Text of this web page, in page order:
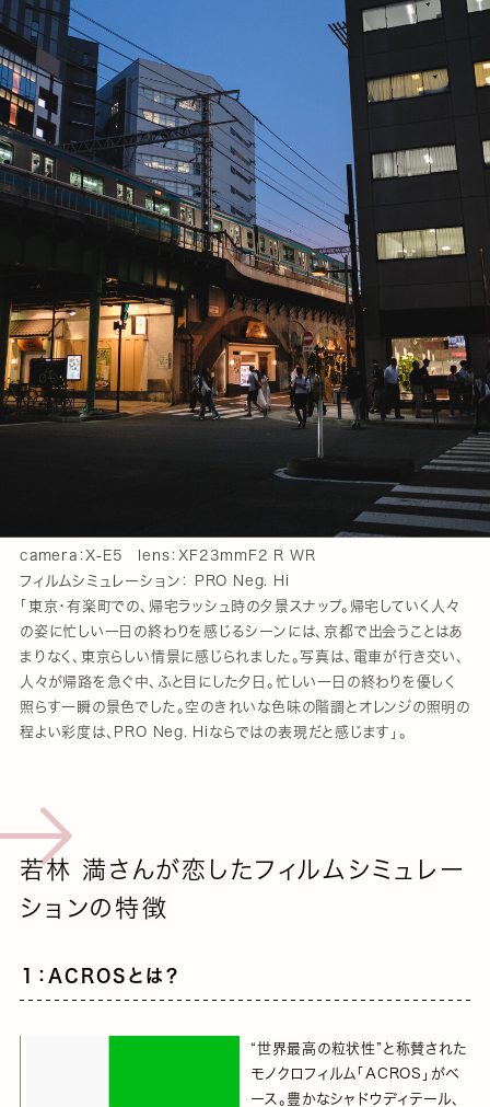
camera：X-E5 lens：XF23mmF2 R WR
フィルムシミュレーション： PRO Neg. Hi
「東京・有楽町での、帰宅ラッシュ時の夕景スナップ。帰宅していく人々
の姿に忙しい一日の終わりを感じるシーンには、京都で出会うことはあ
まりなく、東京らしい情景に感じられました。写真は、電車が行き交い、
人々が帰路を急ぐ中、ふと目にした夕日。忙しい一日の終わりを優しく
照らす一瞬の景色でした。空のきれいな色味の階調とオレンジの照明の
程よい彩度は、PRO Neg. Hiならではの表現だと感じます」。
若林 満さんが恋したフィルムシミュレー
ションの特徴
１：ACROSとは？
“世界最高の粒状性”と称賛された
モノクロフィルム「ACROS」がベ
ース。豊かなシャドウディテール、